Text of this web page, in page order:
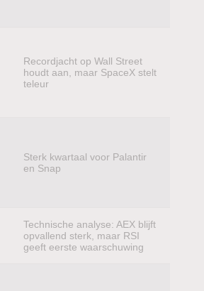
Recordjacht op Wall Street
houdt aan, maar SpaceX stelt
teleur
Sterk kwartaal voor Palantir
en Snap
Technische analyse: AEX blijft
opvallend sterk, maar RSI
geeft eerste waarschuwing